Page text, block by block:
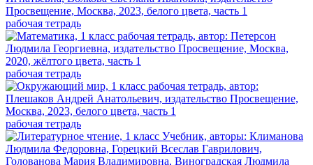
рабочая тетрадь
рабочая тетрадь
рабочая тетрадь